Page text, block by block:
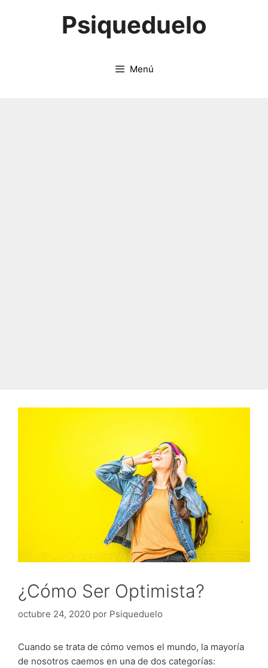
Psiqueduelo
Menú
¿Cómo Ser Optimista?
octubre 24, 2020 por Psiqueduelo
Cuando se trata de cómo vemos el mundo, la mayoría
de nosotros caemos en una de dos categorías: